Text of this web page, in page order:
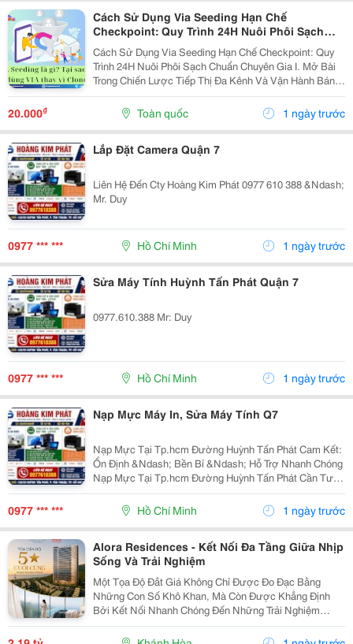
Cách Sử Dụng Via Seeding Hạn Chế
Checkpoint: Quy Trình 24H Nuôi Phôi Sạch
Chuẩn Chuyên Gia
Cách Sử Dụng Via Seeding Hạn Chế Checkpoint: Quy
Trình 24H Nuôi Phôi Sạch Chuẩn Chuyên Gia I. Mở Bài
Trong Chiến Lược Tiếp Thị Đa Kênh Và Vận Hành Bán
Hàng Trên Nền Tảng Facebook Năm 2026, Seeding (Tạo
Hiệu Ứng Đám Đông) Là Yếu Tố Cốt Lõi Giúp...
20.000₫ Toàn quốc 1 ngày trước
Lắp Đặt Camera Quận 7
Liên Hệ Đến Cty Hoàng Kim Phát 0977 610 388 &Ndash;
Mr. Duy
0977 *** *** Hồ Chí Minh 1 ngày trước
Sửa Máy Tính Huỳnh Tấn Phát Quận 7
0977.610.388 Mr: Duy
0977 *** *** Hồ Chí Minh 1 ngày trước
Nạp Mực Máy In, Sửa Máy Tính Q7
Nạp Mực Tại Tp.hcm Đường Huỳnh Tấn Phát Cam Kết:
Ổn Định &Ndash; Bền Bỉ &Ndash; Hỗ Trợ Nhanh Chóng
Nạp Mực Tại Tp.hcm Đường Huỳnh Tấn Phát Cần Tư
Vấn &Amp; Báo Giá Liên Hệ Ngay: Nạp Mực Tại
Tp.hcm Đường Huỳnh Tấn Phát 0977 610 388 &Ndash;
Mr. Duy Nạp...
0977 *** *** Hồ Chí Minh 1 ngày trước
Alora Residences - Kết Nối Đa Tầng Giữa Nhịp
Sống Và Trải Nghiệm
Một Tọa Độ Đắt Giá Không Chỉ Được Đo Đạc Bằng
Những Con Số Khô Khan, Mà Còn Được Khẳng Định
Bởi Kết Nối Nhanh Chóng Đến Những Trải Nghiệm
Khác Biệt. Tọa Lạc Tại Vị Trí Độc Tôn Ngay Mũi Vịnh
Nha Trang, Alora Residences Sở Hữu Lợi Thế Kết Nối